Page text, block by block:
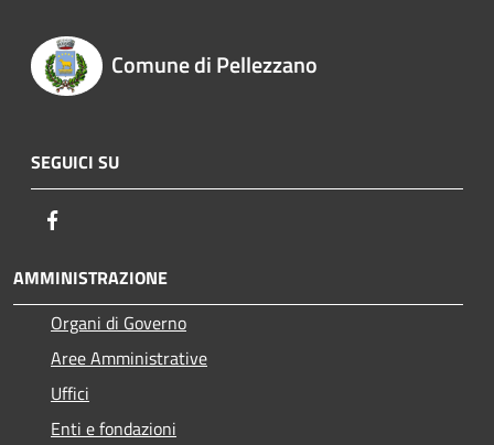
Comune di Pellezzano
SEGUICI SU
AMMINISTRAZIONE
Organi di Governo
Aree Amministrative
Uffici
Enti e fondazioni